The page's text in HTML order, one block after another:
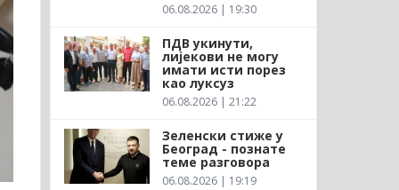
06.08.2026 | 19:30
ПДВ укинути,
лијекови не могу
имати исти порез
као луксуз
06.08.2026 | 21:22
Зеленски стиже у
Београд - познате
теме разговора
06.08.2026 | 19:19